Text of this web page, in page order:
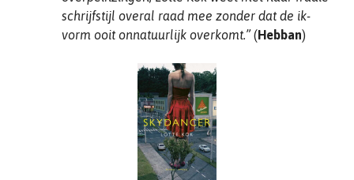
schrijfstijl overal raad mee zonder dat de ik-
vorm ooit onnatuurlijk overkomt.”(Hebban)